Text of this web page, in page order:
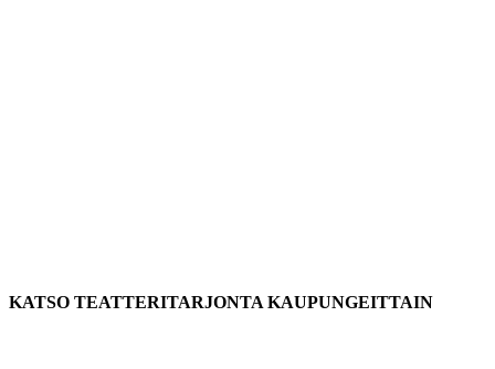
KATSO TEATTERITARJONTA KAUPUNGEITTAIN